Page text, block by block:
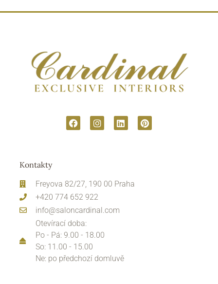
Kontakty
Freyova 82/27, 190 00 Praha
+420 774 652 922
info@saloncardinal.com
Otevírací doba:
Po - Pá: 9.00 - 18.00
So: 11.00 - 15.00
Ne: po předchozí domluvě